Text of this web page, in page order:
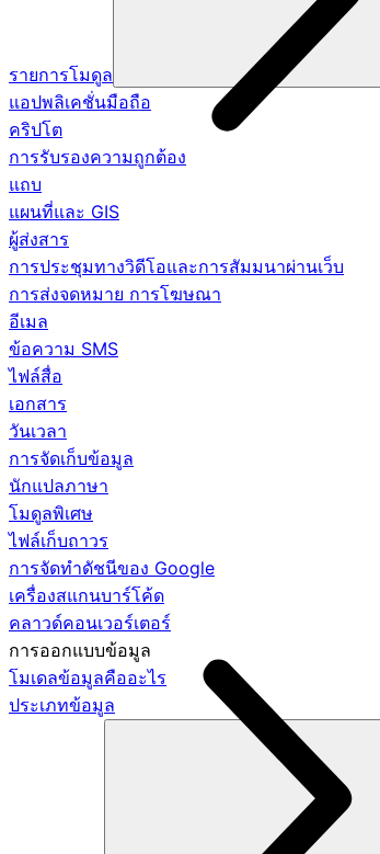
รายการโมดูล
แอปพลิเคชั่นมือถือ
คริปโต
การรับรองความถูกต้อง
แถบ
แผนที่และ GIS
ผู้ส่งสาร
การประชุมทางวิดีโอและการสัมมนาผ่านเว็บ
การส่งจดหมาย การโฆษณา
อีเมล
ข้อความ SMS
ไฟล์สื่อ
เอกสาร
วันเวลา
การจัดเก็บข้อมูล
นักแปลภาษา
โมดูลพิเศษ
ไฟล์เก็บถาวร
การจัดทำดัชนีของ Google
เครื่องสแกนบาร์โค้ด
คลาวด์คอนเวอร์เตอร์
การออกแบบข้อมูล
โมเดลข้อมูลคืออะไร
ประเภทข้อมูล